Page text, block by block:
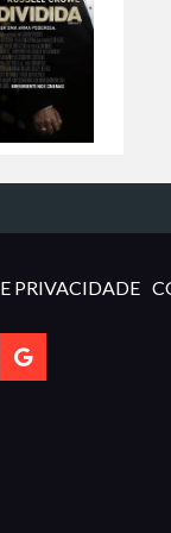
PRIVACIDADE